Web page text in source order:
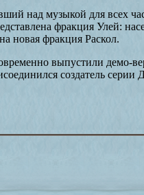
над музыкой для всех
фракция Улей:
новая фракция Раскол.
выпустили демо-
создатель